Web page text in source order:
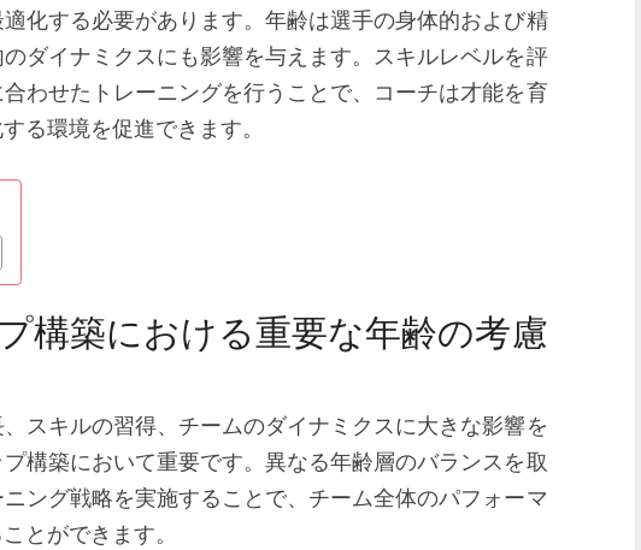
プ
構
築：
年
キ
レ
ベ
ル、
選
化する必要があります。年齢は選手の身体的および精
ダイナミクスにも影響を与えます。スキルレベルを評
わせたトレーニングを行うことで、コーチは才能を育
る環境を促進できます。
構築における重要な年齢の考慮
スキルの習得、チームのダイナミクスに大きな影響を
構築において重要です。異なる年齢層のバランスを取
ング戦略を実施することで、チーム全体のパフォーマ
とができます。